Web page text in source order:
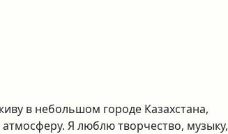
в небольшом городе Казахстана,
Я люблю творчество, музыку,